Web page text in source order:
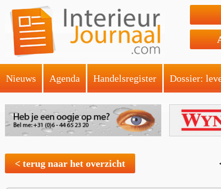
Nieuws Agenda Handelsregister Dossier:
< terug naar het overzicht